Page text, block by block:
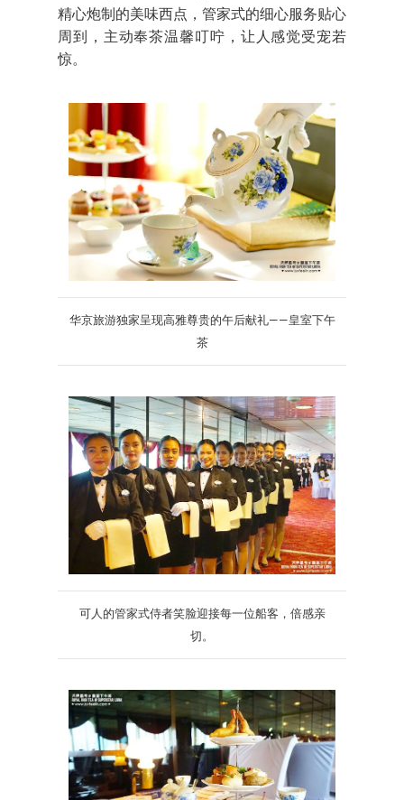
精心炮制的美味西点，管家式的细心服务贴心
周到，主动奉茶温馨叮咛，让人感觉受宠若
惊。
华京旅游独家呈现高雅尊贵的午后献礼——皇室下午
茶
可人的管家式侍者笑脸迎接每一位船客，倍感亲
切。